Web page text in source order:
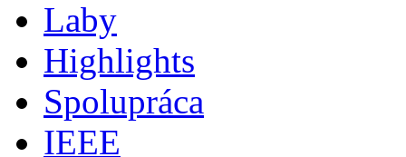
Laby
Highlights
Spolupráca
IEEE